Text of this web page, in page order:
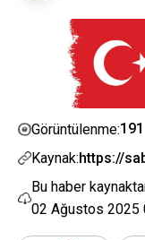
Görüntülenme:191
Kaynak:https://
Bu haber
02 Ağustos 2025